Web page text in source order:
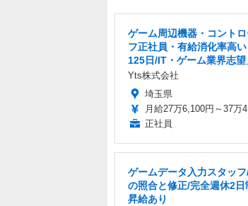
ゲーム周辺機器・コント
フ正社員・有給消化率高
125日/IT・ゲーム業界志
Yts株式会社
埼玉県
月給27万6,100円～37万
正社員
ゲームデータ入力スタッ
の照合と修正/完全週休2
昇給あり